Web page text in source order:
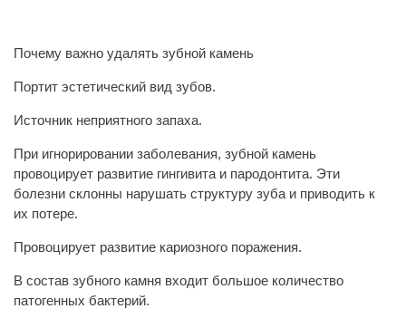
Почему важно удалять зубной камень
Портит эстетический вид зубов.
Источник неприятного запаха.
При игнорировании заболевания, зубной камень
провоцирует развитие гингивита и пародонтита. Эти
болезни склонны нарушать структуру зуба и приводить к
их потере.
Провоцирует развитие кариозного поражения.
В состав зубного камня входит большое количество
патогенных бактерий.